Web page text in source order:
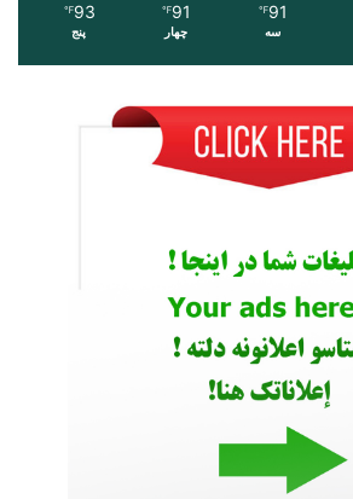
91
℉
سه
91
℉
چهار
93
℉
پنج